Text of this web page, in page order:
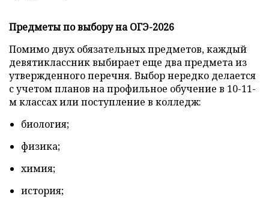
Предметы по выбору на ОГЭ-2026
Помимо двух обязательных предметов, каждый
девятиклассник выбирает еще два предмета из
утвержденного перечня. Выбор нередко делается
с учетом планов на профильное обучение в 10-11-
м классах или поступление в колледж:
биология;
физика;
химия;
история;